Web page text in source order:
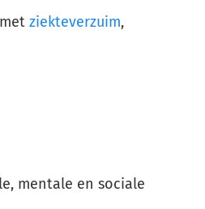
ziekteverzuim,
mentale en sociale